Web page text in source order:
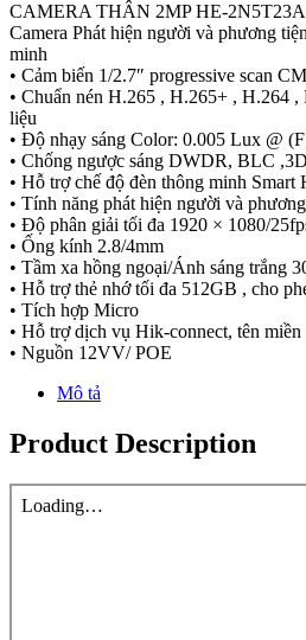
CAMERA THÂN 2MP HE-
Camera Phát hiện người và phương
minh
• Cảm biến 1/2.7″ progressive scan
• Chuẩn nén H.265 , H.265+ , H.264
liệu
• Độ nhạy sáng Color: 0.005 Lux @
• Chống ngược sáng DWDR, BLC
• Hỗ trợ chế độ đèn thông minh
• Tính năng phát hiện người và
• Độ phân giải tối đa 1920 × 1080/
• Ống kính 2.8/4mm
• Tầm xa hồng ngoại/Ánh sáng trắng
• Hỗ trợ thẻ nhớ tối đa 512GB , cho
• Tích hợp Micro
• Hỗ trợ dịch vụ Hik-connect, tên
• Nguồn 12VV/ POE
Mô tả
Product Description